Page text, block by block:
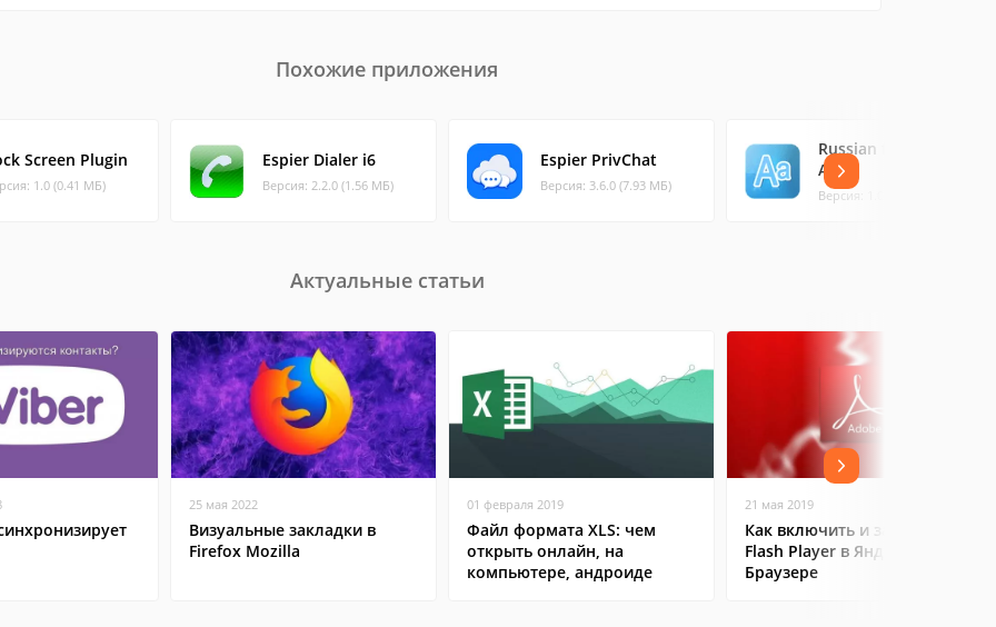
Похожие приложения
Screen Plugin
1.0 (0.41 МБ)
Espier Dialer i6
Версия: 2.2.0 (1.56 МБ)
Espier PrivChat
Версия: 3.6.0 (7.93 МБ)
Russian for Espier
Apps
Версия: 1.0.2 (0.14 МБ)
Актуальные статьи
25 мая 2022
Визуальные закладки в
Firefox Mozilla
01 февраля 2019
Файл формата XLS: чем
открыть онлайн, на
компьютере, андроиде
21 мая 2019
Как включить и запустить
Flash Player в Яндекс
Браузере